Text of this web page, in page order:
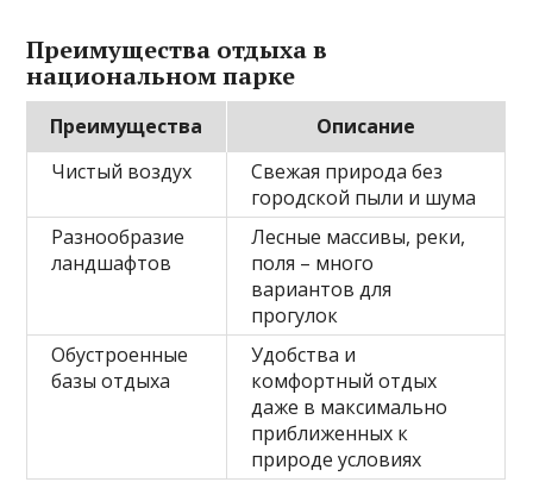
Преимущества отдыха в
национальном парке
Преимущества
Описание
Чистый воздух
Свежая природа без
городской пыли и шума
Разнообразие
ландшафтов
Лесные массивы, реки,
поля – много
вариантов для
прогулок
Обустроенные
базы отдыха
Удобства и
комфортный отдых
даже в максимально
приближенных к
природе условиях